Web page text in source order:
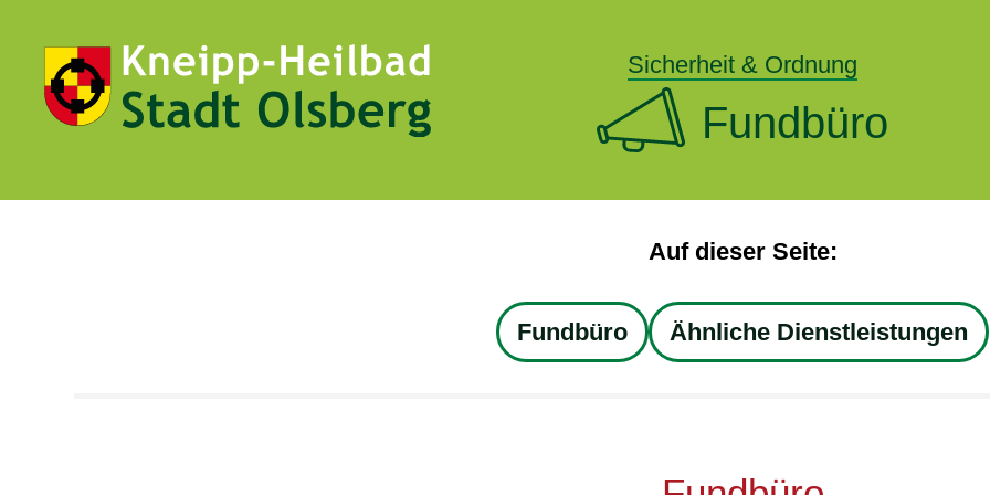
Sicherheit & Ordnung
Fundbüro
Auf dieser Seite:
Fundbüro Ähnliche Dienstleistungen